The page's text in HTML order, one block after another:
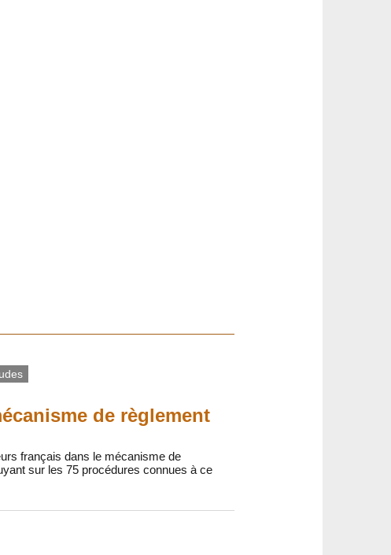
de règlement
français dans le mécanisme de
sur les 75 procédures connues à ce